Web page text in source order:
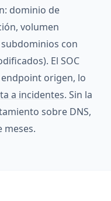
dominio de
volumen
con
El SOC
origen, lo
a incidentes. Sin la
sobre DNS,
meses.